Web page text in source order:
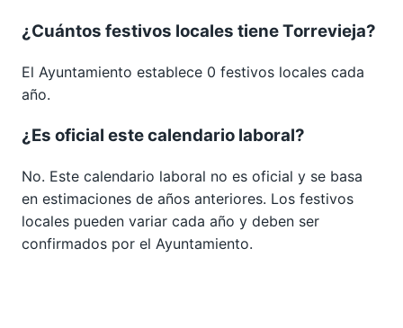
¿Cuántos festivos locales tiene Torrevieja?
El Ayuntamiento establece 0 festivos locales cada
año.
¿Es oficial este calendario laboral?
No. Este calendario laboral no es oficial y se basa
en estimaciones de años anteriores. Los festivos
locales pueden variar cada año y deben ser
confirmados por el Ayuntamiento.